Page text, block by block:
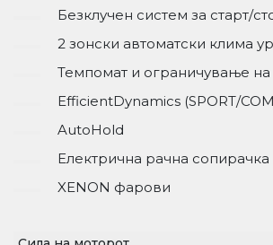
Безклучен систем за старт/
2 зонски автоматски клима
Темпомат и ограничување на
EfficientDynamics (SPORT/
AutoHold
Електрична рачна сопирачка
XENON фарови